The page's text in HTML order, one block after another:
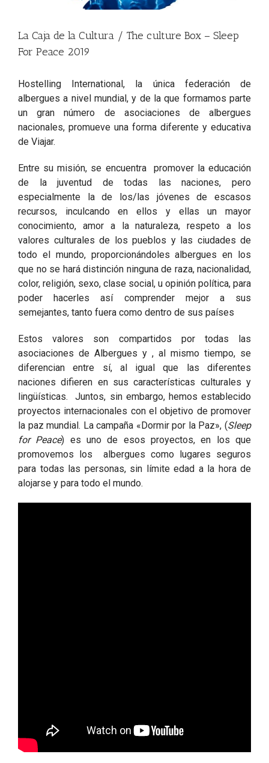
La Caja de la Cultura / The culture Box – Sleep
For Peace 2019
Hostelling International, la única federación de
albergues a nivel mundial, y de la que formamos parte
un gran número de asociaciones de albergues
nacionales, promueve una forma diferente y educativa
de Viajar.
Entre su misión, se encuentra promover la educación
de la juventud de todas las naciones, pero
especialmente la de los/las jóvenes de escasos
recursos, inculcando en ellos y ellas un mayor
conocimiento, amor a la naturaleza, respeto a los
valores culturales de los pueblos y las ciudades de
todo el mundo, proporcionándoles albergues en los
que no se hará distinción ninguna de raza, nacionalidad,
color, religión, sexo, clase social, u opinión política, para
poder hacerles así comprender mejor a sus
semejantes, tanto fuera como dentro de sus países
Estos valores son compartidos por todas las
asociaciones de Albergues y , al mismo tiempo, se
diferencian entre sí, al igual que las diferentes
naciones difieren en sus características culturales y
lingüísticas. Juntos, sin embargo, hemos establecido
proyectos internacionales con el objetivo de promover
la paz mundial. La campaña «Dormir por la Paz», (Sleep
for Peace) es uno de esos proyectos, en los que
promovemos los albergues como lugares seguros
para todas las personas, sin límite edad a la hora de
alojarse y para todo el mundo.